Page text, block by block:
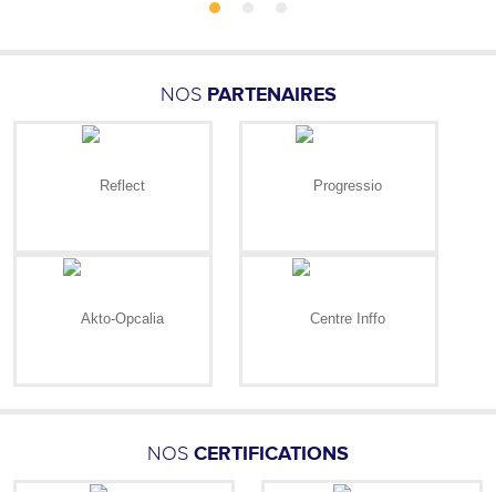
NOS PARTENAIRES
NOS CERTIFICATIONS